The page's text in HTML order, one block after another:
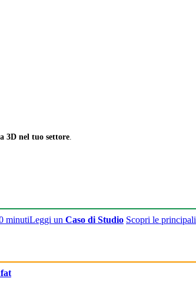
3D nel tuo settore
minutiLeggi un Caso di Studio Scopri le principali